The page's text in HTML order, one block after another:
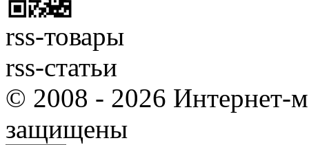
rss-товары
rss-статьи
© 2008 - 2026 Интернет-
защищены